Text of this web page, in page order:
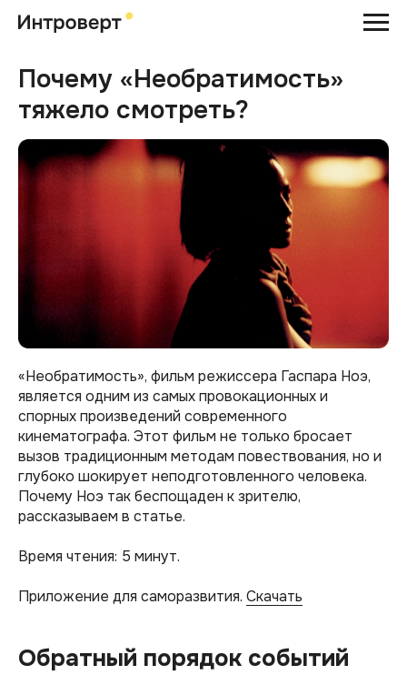
Почему «Необратимость»
тяжело смотреть?
«Необратимость», фильм режиссера Гаспара Ноэ,
является одним из самых провокационных и
спорных произведений современного
кинематографа. Этот фильм не только бросает
вызов традиционным методам повествования, но и
глубоко шокирует неподготовленного человека.
Почему Ноэ так беспощаден к зрителю,
рассказываем в статье.
Время чтения: 5 минут.
Приложение для саморазвития. Скачать
Обратный порядок событий